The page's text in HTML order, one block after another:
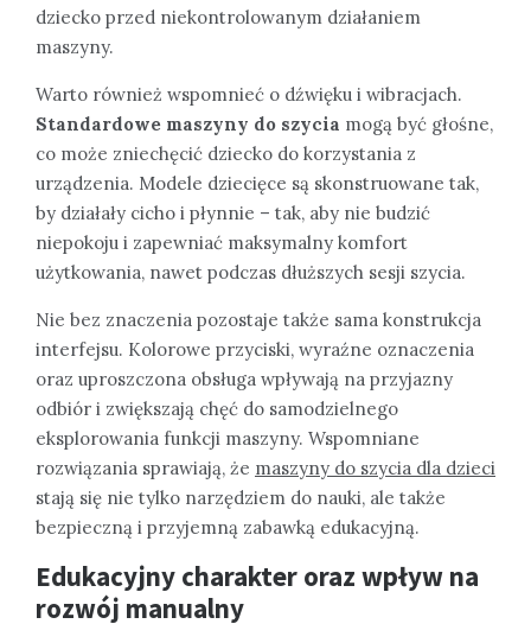
dziecko przed niekontrolowanym działaniem
maszyny.
Warto również wspomnieć o dźwięku i wibracjach.
Standardowe maszyny do szycia mogą być głośne,
co może zniechęcić dziecko do korzystania z
urządzenia. Modele dziecięce są skonstruowane tak,
by działały cicho i płynnie – tak, aby nie budzić
niepokoju i zapewniać maksymalny komfort
użytkowania, nawet podczas dłuższych sesji szycia.
Nie bez znaczenia pozostaje także sama konstrukcja
interfejsu. Kolorowe przyciski, wyraźne oznaczenia
oraz uproszczona obsługa wpływają na przyjazny
odbiór i zwiększają chęć do samodzielnego
eksplorowania funkcji maszyny. Wspomniane
rozwiązania sprawiają, że maszyny do szycia dla dzieci
stają się nie tylko narzędziem do nauki, ale także
bezpieczną i przyjemną zabawką edukacyjną.
Edukacyjny charakter oraz wpływ na
rozwój manualny